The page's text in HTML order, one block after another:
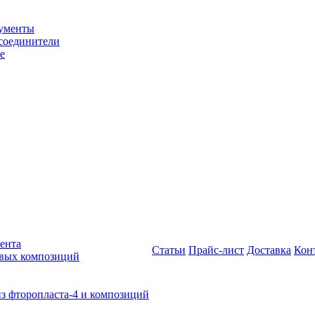
композиций
фторопласта-4 и композиций
Статьи Прайс-лист Доставка